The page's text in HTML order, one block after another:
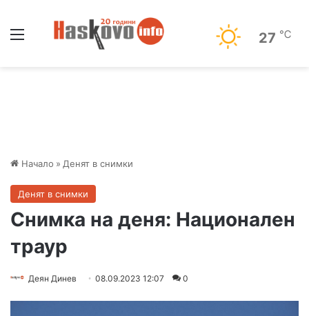
27 ℃
Начало » Денят в снимки
Денят в снимки
Снимка на деня: Национален
траур
Деян Динев 08.09.2023 12:07 0